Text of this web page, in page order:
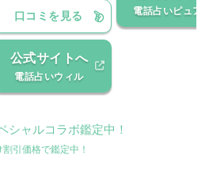
口コミを見る
公式サイトへ
電話占いウィル
電話占いピュア
割引価格で鑑定中！